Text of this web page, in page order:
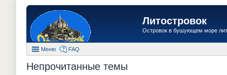
Литостровок
Островок в бушующем море
Меню FAQ
Непрочитанные темы